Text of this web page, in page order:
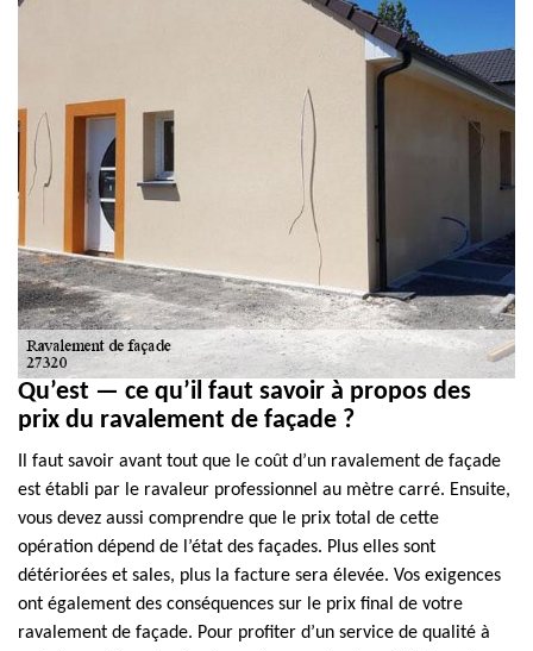
Qu’est — ce qu’il faut savoir à propos des
prix du ravalement de façade ?
Il faut savoir avant tout que le coût d’un ravalement de façade
est établi par le ravaleur professionnel au mètre carré. Ensuite,
vous devez aussi comprendre que le prix total de cette
opération dépend de l’état des façades. Plus elles sont
détériorées et sales, plus la facture sera élevée. Vos exigences
ont également des conséquences sur le prix final de votre
ravalement de façade. Pour profiter d’un service de qualité à